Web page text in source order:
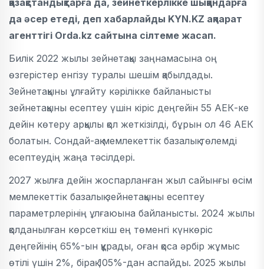
қазақстандықтарға да, зейнеткерлікке шыққандарға
да әсер етеді, деп хабарлайды KYN.KZ ақпарат
агенттігі Orda.kz сайтына сілтеме жасап.
Билік 2022 жылы зейнетақы заңнамасына оң
өзгерістер енгізу туралы шешім қабылдады.
Зейнетақыны ұлғайту кәрілікке байланысты
зейнетақыны есептеу үшін кіріс деңгейін 55 АЕК-ке
дейін көтеру арқылы қол жеткізілді, бұрын ол 46 АЕК
болатын. Сондай-ақ мемлекеттік базалық төлемді
есептеудің жаңа тәсілдері.
2027 жылға дейін жоспарланған жыл сайынғы өсім
мемлекеттік базалық зейнетақыны есептеу
параметрлерінің ұлғаюына байланысты. 2024 жылы
қолданылған көрсеткіш ең төменгі күнкөріс
деңгейінің 65%-ын құрады, оған қоса әрбір жұмыс
өтілі үшін 2%, бірақ 105%-дан аспайды. 2025 жылы